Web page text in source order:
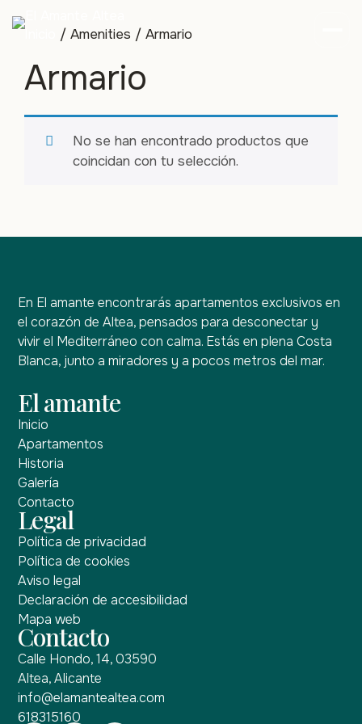
Inicio / Amenities / Armario
Armario
No se han encontrado productos que
coincidan con tu selección.
En El amante encontrarás apartamentos exclusivos en
el corazón de Altea, pensados para desconectar y
vivir el Mediterráneo con calma. Estás en plena Costa
Blanca, junto a miradores y a pocos metros del mar.
El amante
Inicio
Apartamentos
Historia
Galería
Contacto
Legal
Política de privacidad
Política de cookies
Aviso legal
Declaración de accesibilidad
Mapa web
Contacto
Calle Hondo, 14, 03590
Altea, Alicante
info@elamantealtea.com
618315160